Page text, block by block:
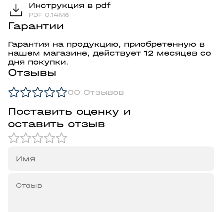
Инструкция в pdf
PDF 0.14Мб
Гарантии
Гарантия на продукцию, приобретенную в
нашем магазине, действует 12 месяцев со
дня покупки.
Отзывы
00 Отзывов
Поставить оценку и
оставить отзыв